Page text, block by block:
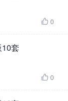
 0
套
 0